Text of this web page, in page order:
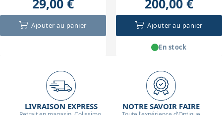
Ajouter au panier Ajouter au panier
En stock
LIVRAISON EXPRESS NOTRE SAVOIR FAIRE